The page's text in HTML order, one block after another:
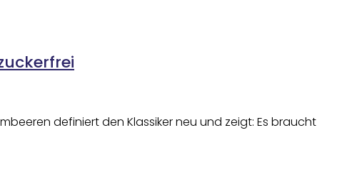
definiert den Klassiker neu und zeigt: Es braucht